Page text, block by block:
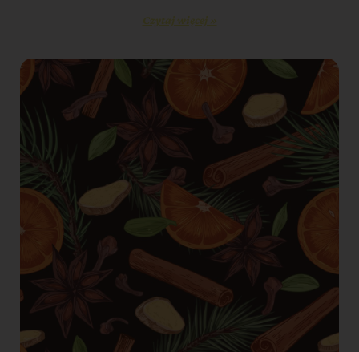
Czytaj więcej »